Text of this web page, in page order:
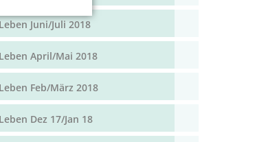
Juni/Juli 2018
April/Mai 2018
Feb/März 2018
Dez 17/Jan 18